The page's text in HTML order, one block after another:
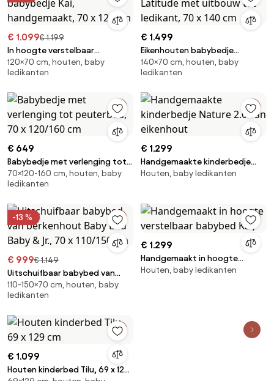
€ 1.099€ 1.199
In hoogte verstelbaar
babybedje Kai, handgemaakt,
70 x 120 cm
120×70 cm, houten, baby
ledikanten
€ 1.499
Eikenhouten babybedje
Latitude met uitbouw tot
ledikant, 70 x 140 cm
140×70 cm, houten, baby
ledikanten
€ 649
Babybedje met verlenging tot
peuterbed, 70 x 120/160 cm
70×120-160 cm, houten, baby
ledikanten
€ 1.299
Handgemaakte kinderbedje
Nature 2.0 van eikenhout
Houten, baby ledikanten
-13 %
€ 999€ 1.149
Uitschuifbaar babybed van
berkenhout Baby Bed Baby & Jr.,
70 x 110/150 cm
110-150×70 cm, houten, baby
ledikanten
€ 1.299
Handgemaakt in hoogte
verstelbaar babybed Kai,
Houten, baby ledikanten
€ 1.099
Houten kinderbed Tilu, 69 x 129